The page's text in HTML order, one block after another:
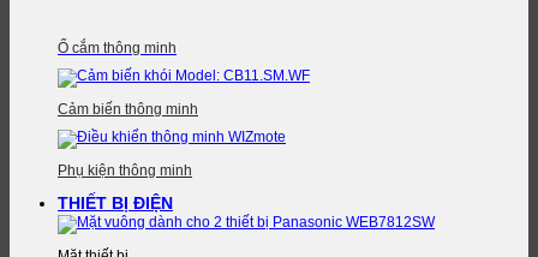
Ổ cắm thông minh
Cảm biến thông minh
Phụ kiện thông minh
THIẾT BỊ ĐIỆN